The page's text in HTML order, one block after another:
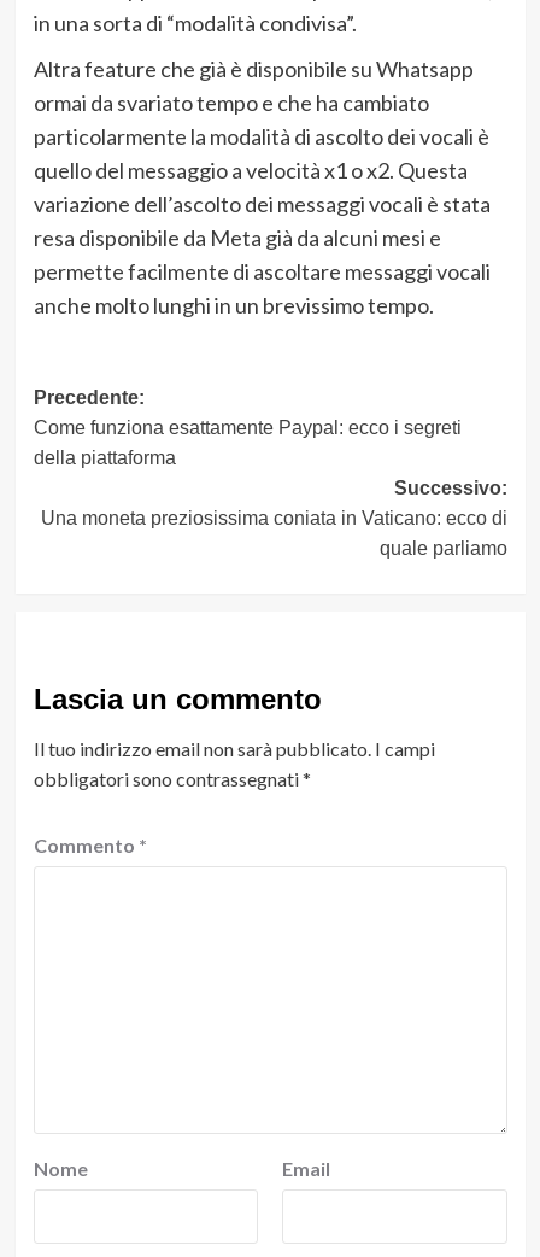
in una sorta di “modalità condivisa”.
Altra feature che già è disponibile su Whatsapp
ormai da svariato tempo e che ha cambiato
particolarmente la modalità di ascolto dei vocali è
quello del messaggio a velocità x1 o x2. Questa
variazione dell’ascolto dei messaggi vocali è stata
resa disponibile da Meta già da alcuni mesi e
permette facilmente di ascoltare messaggi vocali
anche molto lunghi in un brevissimo tempo.
Navigazione
articolo
Precedente:
Come funziona esattamente Paypal: ecco i segreti
della piattaforma
Successivo:
Una moneta preziosissima coniata in Vaticano: ecco di
quale parliamo
Lascia un commento
Il tuo indirizzo email non sarà pubblicato. I campi
obbligatori sono contrassegnati*
Commento *
Nome Email